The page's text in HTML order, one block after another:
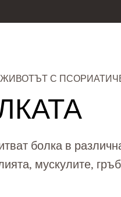
ЖИВОТЪТ С
болка в
мускулите,